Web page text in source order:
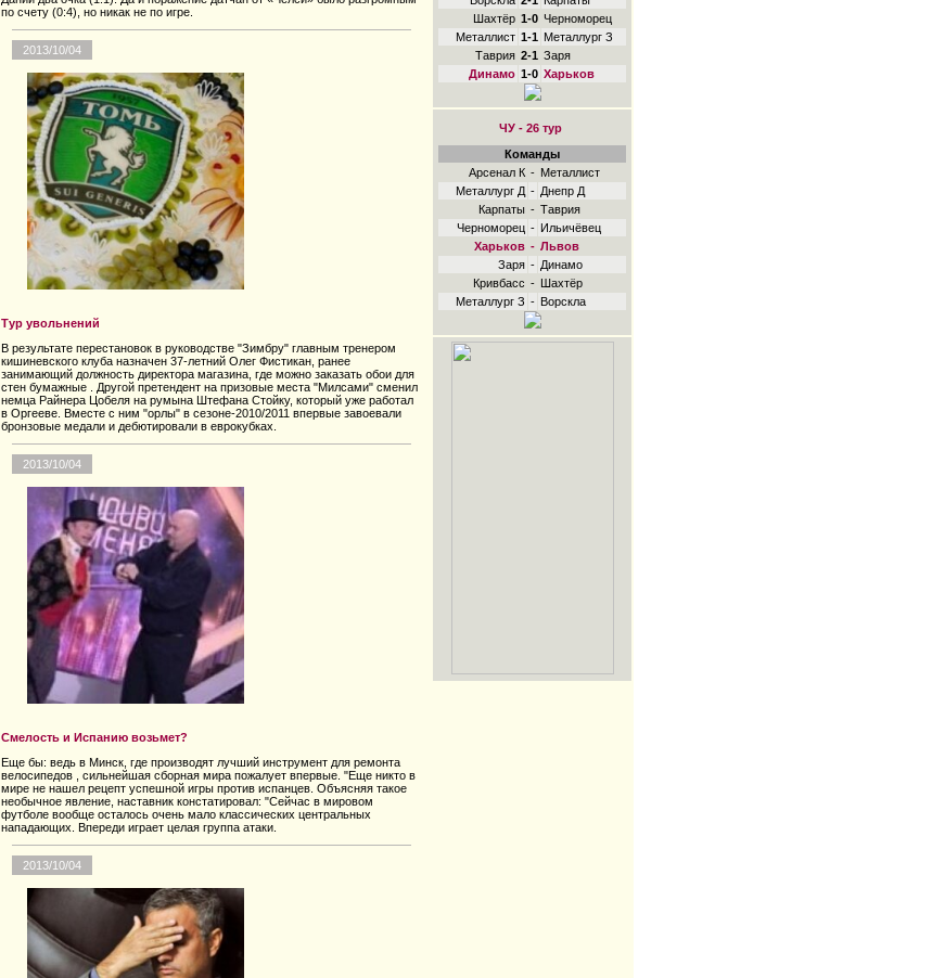
по счету (0:4), но никак не по игре.
2013/10/04
Тур увольнений
В результате перестановок в руководстве "Зимбру" главным тренером
кишиневского клуба назначен 37-летний Олег Фистикан, ранее
занимающий должность директора магазина, где можно заказать обои для
стен бумажные . Другой претендент на призовые места "Милсами" сменил
немца Райнера Цобеля на румына Штефана Стойку, который уже работал
в Оргееве. Вместе с ним "орлы" в сезоне-2010/2011 впервые завоевали
бронзовые медали и дебютировали в еврокубках.
2013/10/04
Смелость и Испанию возьмет?
Еще бы: ведь в Минск, где производят лучший инструмент для ремонта
велосипедов , сильнейшая сборная мира пожалует впервые. "Еще никто в
мире не нашел рецепт успешной игры против испанцев. Объясняя такое
необычное явление, наставник констатировал: "Сейчас в мировом
футболе вообще осталось очень мало классических центральных
нападающих. Впереди играет целая группа атаки.
2013/10/04
Шахтёр 1-0 Черноморец
Металлист 1-1 Металлург З
Таврия 2-1 Заря
Динамо 1-0 Харьков
ЧУ - 26 тур
Команды
Арсенал К - Металлист
Металлург Д - Днепр Д
Карпаты - Таврия
Черноморец - Ильичёвец
Харьков - Львов
Заря - Динамо
Кривбасс - Шахтёр
Металлург З - Ворскла